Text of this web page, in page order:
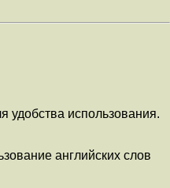
удобства использования.
английских слов